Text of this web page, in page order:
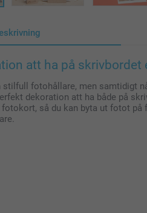
att ha på skrivbordet
stilfull fotohållare, men samtidigt
dekoration att ha både på
så du kan byta ut fotot